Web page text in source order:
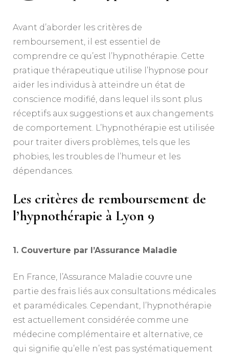
Avant d’aborder les critères de
remboursement, il est essentiel de
comprendre ce qu’est l’hypnothérapie. Cette
pratique thérapeutique utilise l’hypnose pour
aider les individus à atteindre un état de
conscience modifié, dans lequel ils sont plus
réceptifs aux suggestions et aux changements
de comportement. L’hypnothérapie est utilisée
pour traiter divers problèmes, tels que les
phobies, les troubles de l’humeur et les
dépendances.
Les critères de remboursement de
l’hypnothérapie à Lyon 9
1. Couverture par l’Assurance Maladie
En France, l’Assurance Maladie couvre une
partie des frais liés aux consultations médicales
et paramédicales. Cependant, l’hypnothérapie
est actuellement considérée comme une
médecine complémentaire et alternative, ce
qui signifie qu’elle n’est pas systématiquement